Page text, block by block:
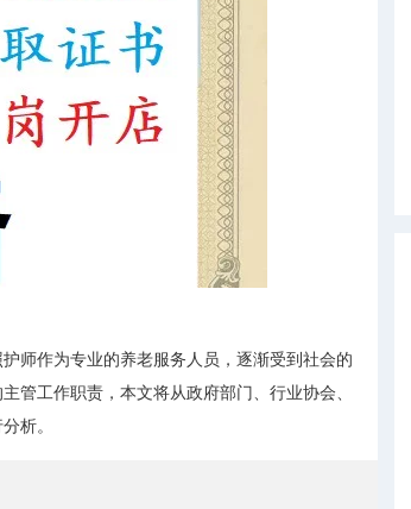
师作为专业的养老服务人员，逐渐受到社会的
管工作职责，本文将从政府部门、行业协会、
析。